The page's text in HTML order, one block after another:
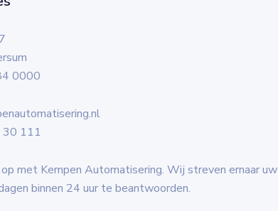
0000
111
met Kempen Automatisering. Wij streven ernaar uw
binnen 24 uur te beantwoorden.